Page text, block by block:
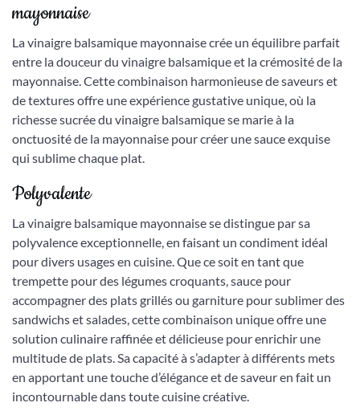
mayonnaise
La vinaigre balsamique mayonnaise crée un équilibre parfait
entre la douceur du vinaigre balsamique et la crémosité de la
mayonnaise. Cette combinaison harmonieuse de saveurs et
de textures offre une expérience gustative unique, où la
richesse sucrée du vinaigre balsamique se marie à la
onctuosité de la mayonnaise pour créer une sauce exquise
qui sublime chaque plat.
Polyvalente
La vinaigre balsamique mayonnaise se distingue par sa
polyvalence exceptionnelle, en faisant un condiment idéal
pour divers usages en cuisine. Que ce soit en tant que
trempette pour des légumes croquants, sauce pour
accompagner des plats grillés ou garniture pour sublimer des
sandwichs et salades, cette combinaison unique offre une
solution culinaire raffinée et délicieuse pour enrichir une
multitude de plats. Sa capacité à s’adapter à différents mets
en apportant une touche d’élégance et de saveur en fait un
incontournable dans toute cuisine créative.